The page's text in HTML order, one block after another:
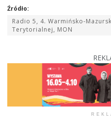
Źródło:
Radio 5, 4. Warmińsko-
Terytorialnej, MON